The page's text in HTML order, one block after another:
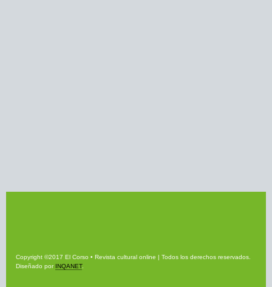
Copyright ©2017 El Corso • Revista cultural online | Todos los derechos reservados.
Diseñado por INQANET.